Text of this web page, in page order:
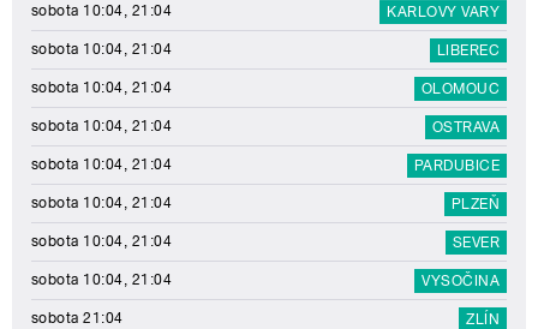
sobota 10:04, 21:04 KARLOVY VARY
sobota 10:04, 21:04 LIBEREC
sobota 10:04, 21:04 OLOMOUC
sobota 10:04, 21:04 OSTRAVA
sobota 10:04, 21:04 PARDUBICE
sobota 10:04, 21:04 PLZEŇ
sobota 10:04, 21:04 SEVER
sobota 10:04, 21:04 VYSOČINA
sobota 21:04 ZLÍN